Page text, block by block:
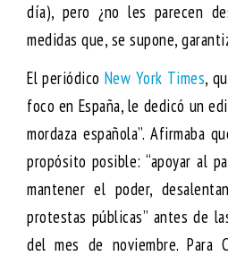
día), pero ¿no les parecen
medidas que, se supone,
El periódico New York Times,
foco en España, le dedicó un
mordaza española”. Afirmaba
propósito posible: “apoyar al
mantener el poder,
protestas públicas” antes de
del mes de noviembre. Para